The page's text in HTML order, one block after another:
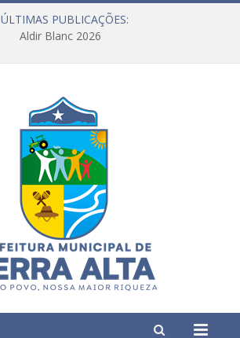
ÚLTIMAS PUBLICAÇÕES:
Aldir Blanc 2026